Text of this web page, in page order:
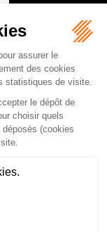
51 73 64
avocat.fr